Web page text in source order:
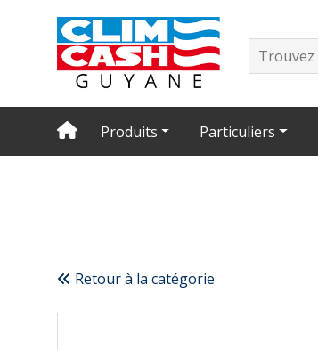
Produits Particuliers
Retour à la catégorie